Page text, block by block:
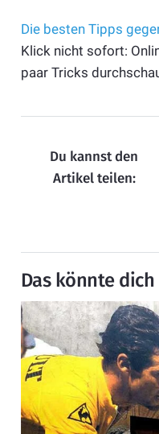
Die besten Tipps
Klick nicht sofort:
paar Tricks
Du kannst den
Artikel teilen:
Das könnte